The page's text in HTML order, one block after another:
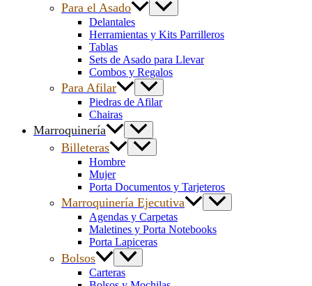
Para el Asado
Delantales
Herramientas y Kits Parrilleros
Tablas
Sets de Asado para Llevar
Combos y Regalos
Para Afilar
Piedras de Afilar
Chairas
Marroquinería
Billeteras
Hombre
Mujer
Porta Documentos y Tarjeteros
Marroquinería Ejecutiva
Agendas y Carpetas
Maletines y Porta Notebooks
Porta Lapiceras
Bolsos
Carteras